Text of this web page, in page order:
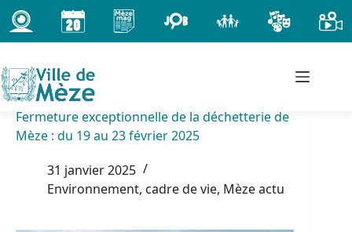
Passer
au
contenu
Fermeture exceptionnelle de la déchetterie de
Mèze : du 19 au 23 février 2025
31 janvier 2025
Environnement, cadre de vie, Mèze actu